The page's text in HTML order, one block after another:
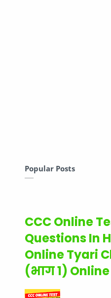
Popular Posts
CCC Online
Questions In
Online Tyari
(भाग 1)